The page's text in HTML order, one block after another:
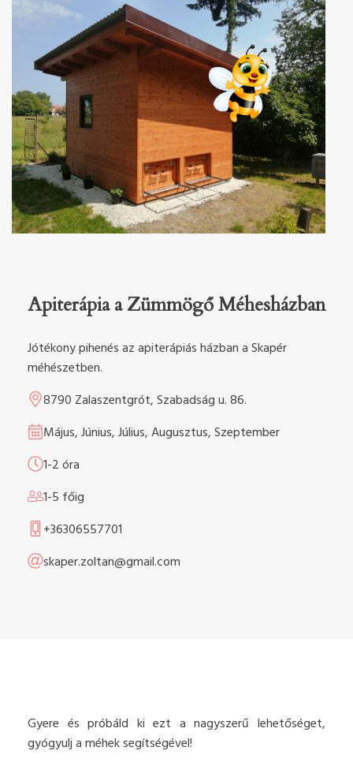
Apiterápia a Zümmögő Méhesházban
Jótékony pihenés az apiterápiás házban a Skapér
méhészetben.
8790 Zalaszentgrót, Szabadság u. 86.
Május, Június, Július, Augusztus, Szeptember
1-2 óra
1-5 főig
+36306557701
skaper.zoltan@gmail.com
Gyere és próbáld ki ezt a nagyszerű lehetőséget,
gyógyulj a méhek segítségével!